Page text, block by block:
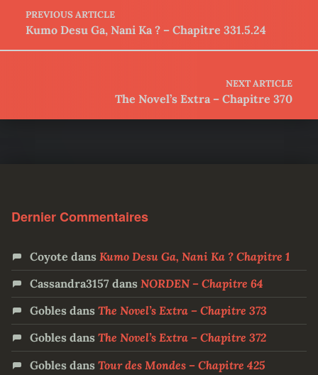
PREVIOUS ARTICLE
Kumo Desu Ga, Nani Ka ? – Chapitre 331.5.24
NEXT ARTICLE
The Novel’s Extra – Chapitre 370
Dernier Commentaires
Coyote dans Kumo Desu Ga, Nani Ka ? Chapitre 1
Cassandra3157dans NORDEN – Chapitre 64
Goblesdans The Novel’s Extra – Chapitre 373
Goblesdans The Novel’s Extra – Chapitre 372
Goblesdans Tour des Mondes – Chapitre 425